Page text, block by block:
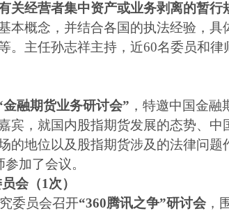
关经营者集中资产或业务剥离的暂行
本概念，并结合各国的执法经验，具
。主任孙志祥主持，近60名委员和律
金融期货业务研讨会” ，特邀中国金融
宾，就国内股指期货发展的态势、中
的地位以及股指期货涉及的法律问题
加了会议。
会（1次）
委员会召开“360腾讯之争”研讨会 ，